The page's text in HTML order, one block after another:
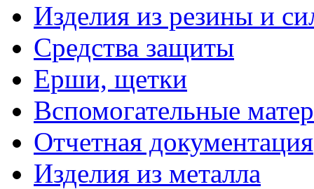
Изделия из резины и
Средства защиты
Ерши, щетки
Вспомогательные
Отчетная документация
Изделия из металла